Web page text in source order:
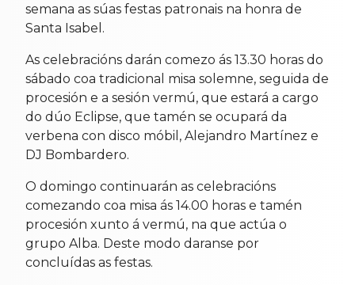
semana as súas festas patronais na honra de
Santa Isabel.
As celebracións darán comezo ás 13.30 horas do
sábado coa tradicional misa solemne, seguida de
procesión e a sesión vermú, que estará a cargo
do dúo Eclipse, que tamén se ocupará da
verbena con disco móbil, Alejandro Martínez e
DJ Bombardero.
O domingo continuarán as celebracións
comezando coa misa ás 14.00 horas e tamén
procesión xunto á vermú, na que actúa o
grupo Alba. Deste modo daranse por
concluídas as festas.